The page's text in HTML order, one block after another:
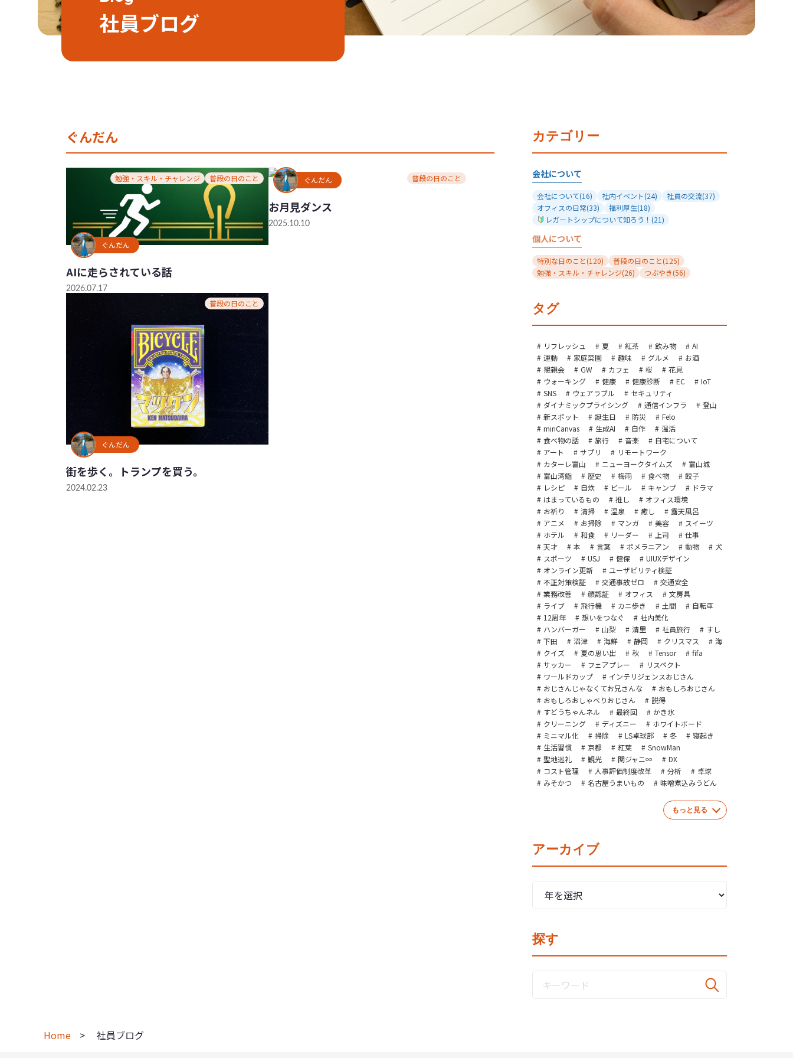
社員ブログ
ぐんだん
勉強・スキル・チャレンジ 普段の日のこと
ぐんだん
AIに走らされている話
2026.07.17
普段の日のこと
ぐんだん
お月見ダンス
2025.10.10
普段の日のこと
ぐんだん
街を歩く。トランプを買う。
2024.02.23
カテゴリー
会社について
会社について(16) 社内イベント(24) 社員の交流(37)
オフィスの日常(33) 福利厚生(18)
レガートシップについて知ろう！ (21)
個人について
特別な日のこと(120) 普段の日のこと(125)
勉強・スキル・チャレンジ(26) つぶやき(56)
タグ
リフレッシュ 夏 紅茶 飲み物
AI
運動
家庭菜園 趣味 グルメ
お酒
懇親会
GW カフェ 桜
花見
ウォーキング
健康 健康診断 EC
IoT
SNS
ウェアラブル
セキュリティ
ダイナミックプライシング
通信インフラ
登山
新スポット
誕生日 防災
Felo
miriCanvas
生成AI 自作
温活
食べ物の話
旅行 音楽
自宅について
アート
サプリ
リモートワーク
カターレ富山
ニューヨークタイムズ
富山城
富山湾鮨
歴史 梅雨 食べ物
餃子
レシピ
自炊 ビール キャンプ
ドラマ
はまっているもの
推し
オフィス環境
お祈り
清掃 温泉 癒し
露天風呂
アニメ
お掃除 マンガ 美容
スイーツ
ホテル
和食 リーダー 上司
仕事
天才
本 言葉 ポメラニアン 動物
犬
スポーツ
USJ 健保
UIUXデザイン
オンライン更新
ユーザビリティ検証
不正対策検証
交通事故ゼロ
交通安全
業務改善
顔認証 オフィス
文房具
ライブ
飛行機 カニ歩き 土間
自転車
12周年
想いをつなぐ
社内美化
ハンバーガー
山梨 清里 社員旅行
すし
下田
沼津 海鮮 静岡 クリスマス
海
クイズ
夏の思い出 秋 Tensor
fifa
サッカー
フェアプレー
リスペクト
ワールドカップ
インテリジェンスおじさん
おじさんじゃなくてお兄さんな
おもしろおじさん
おもしろおしゃべりおじさん
説得
すどうちゃんネル
最終回
かき氷
クリーニング
ディズニー
ホワイトボード
ミニマル化
掃除 LS卓球部 冬
寝起き
生活習慣
京都 紅葉
SnowMan
聖地巡礼
観光 関ジャニ∞
DX
コスト管理
人事評価制度改革 分析
卓球
みそかつ
名古屋うまいもの 味噌煮込みうどん
もっと見る
アーカイブ
探す
Home 社員ブログ